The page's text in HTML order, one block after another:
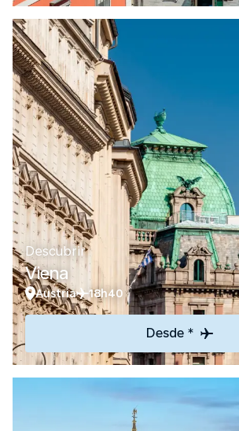
Descubrir
Viena
Austria 18h40
Desde *